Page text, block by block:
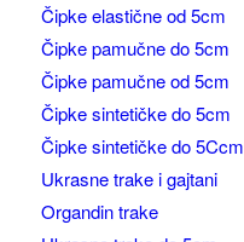
Čipke elastične od 5cm
Čipke pamučne do 5cm
Čipke pamučne od 5cm
Čipke sintetičke do 5cm
Čipke sintetičke do 5Ccm
Ukrasne trake i gajtani
Organdin trake